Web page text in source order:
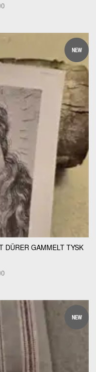
DÜRER GAMMELT TYSK